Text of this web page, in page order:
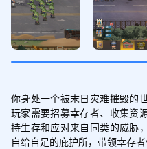
你身处一个被末日灾难摧毁的
玩家需要招募幸存者、收集资
持生存和应对来自同类的威胁
自给自足的庇护所，带领幸存